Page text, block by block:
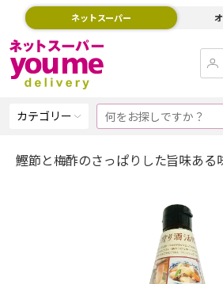
ネットスーパー
カテゴリー
鰹節と梅酢のさっぱりした旨味ある